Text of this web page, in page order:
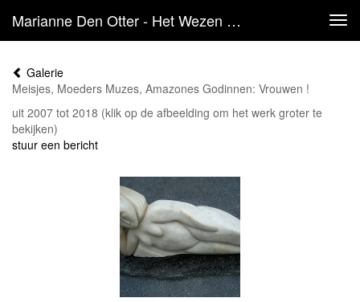
Marianne Den Otter - Het Wezen Vrouw.
Galerie
Meisjes, Moeders Muzes, Amazones Godinnen: Vrouwen !
uit 2007 tot 2018 (klik op de afbeelding om het werk groter te
bekijken)
stuur een bericht